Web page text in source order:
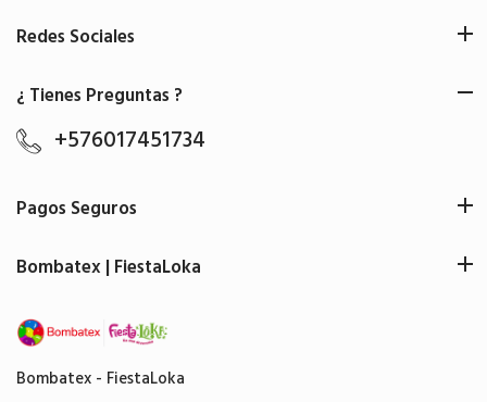
Bombatex - FiestaLoka
Redes Sociales
¿ Tienes Preguntas ?
+576017451734
Pagos Seguros
Bombatex | FiestaLoka